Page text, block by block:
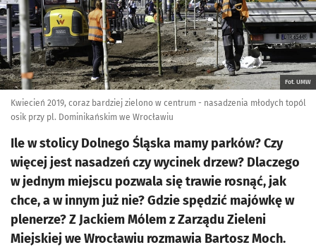
Fot. UMW
Kwiecień 2019, coraz bardziej zielono w centrum - nasadzenia młodych topól
osik przy pl. Dominikańskim we Wrocławiu
Ile w stolicy Dolnego Śląska mamy parków? Czy
więcej jest nasadzeń czy wycinek drzew? Dlaczego
w jednym miejscu pozwala się trawie rosnąć, jak
chce, a w innym już nie? Gdzie spędzić majówkę w
plenerze? Z Jackiem Mólem z Zarządu Zieleni
Miejskiej we Wrocławiu rozmawia Bartosz Moch.